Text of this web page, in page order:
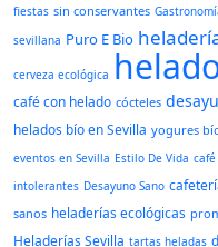
fiestas sin conservantes
sevillana Puro E Bio
cerveza ecológica
café con helado cócteles
helados bío en Sevilla yogures
eventos en Sevilla Estilo De Vida café
intolerantes Desayuno Sano
sanos heladerías ecológicas
Heladerías Sevilla tartas heladas